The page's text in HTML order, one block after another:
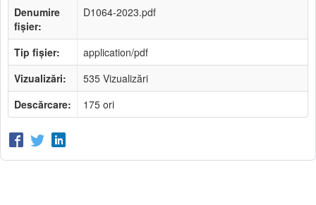
Denumire
fișier:
D1064-2023.pdf
Tip fișier:
application/pdf
Vizualizări:
535 Vizualizări
Descărcare:
175 ori